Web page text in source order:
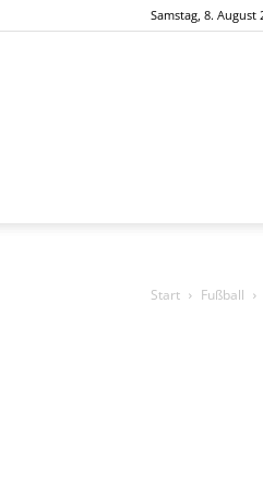
Samstag, 8. August
Start Fußball